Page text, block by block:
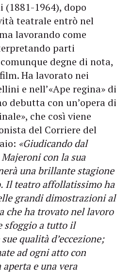
(1881-1964), dopo
teatrale entrò nel
lavorando come
parti
degne di nota,
Ha lavorato nei
e nell’«Ape regina» di
debutta con un’opera di
che così viene
del Corriere del
«Giudicando dal
con la sua
una brillante stagione
Il teatro affollatissimo ha
grandi dimostrazioni al
che ha trovato nel lavoro
sfoggio a tutto il
qualità d’eccezione;
ad ogni atto con
aperta e una vera